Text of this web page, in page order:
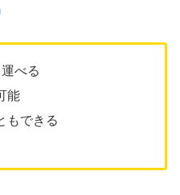
べる
能
もできる